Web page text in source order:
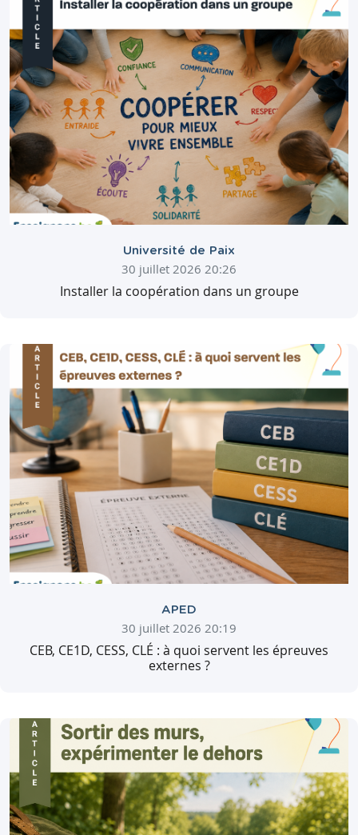
Université de Paix
30 juillet 2026 20:26
Installer la coopération dans un groupe
APED
30 juillet 2026 20:19
CEB, CE1D, CESS, CLÉ : à quoi servent les épreuves
externes ?